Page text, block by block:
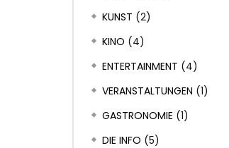
KUNST (2)
KINO (4)
ENTERTAINMENT (4)
VERANSTALTUNGEN (1)
GASTRONOMIE (1)
DIE INFO (5)